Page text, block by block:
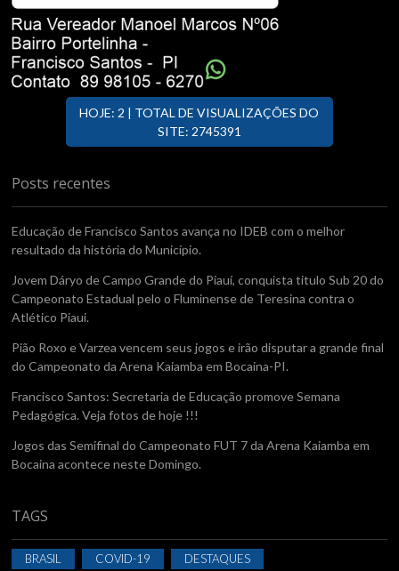
HOJE: 2 | TOTAL DE VISUALIZAÇÕES DO
SITE: 2745391
Posts recentes
Educação de Francisco Santos avança no IDEB com o melhor
resultado da história do Município.
Jovem Dáryo de Campo Grande do Piauí, conquista titulo Sub 20 do
Campeonato Estadual pelo o Fluminense de Teresina contra o
Atlético Piaui.
Pião Roxo e Varzea vencem seus jogos e irão disputar a grande final
do Campeonato da Arena Kaiamba em Bocaina-PI.
Francisco Santos: Secretaria de Educação promove Semana
Pedagógica. Veja fotos de hoje !!!
Jogos das Semifinal do Campeonato FUT 7 da Arena Kaiamba em
Bocaina acontece neste Domingo.
TAGS
BRASIL COVID-19 DESTAQUES